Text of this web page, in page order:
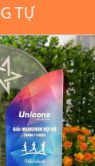
TỰ